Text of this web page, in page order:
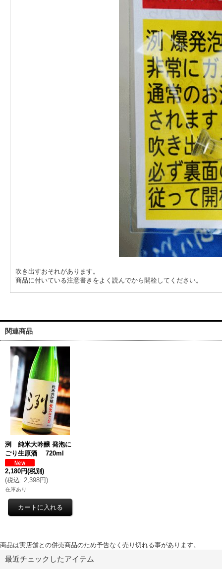
吹き出すおそれがあります。
商品に付いている注意書きをよく読んでから開栓してください。
関連商品
洌 純米大吟醸 発泡に
ごり生原酒 720ml
2,180円(税別)
(税込: 2,398円)
在庫あり
商品は実店舗との併売商品のため予告なく売り切れる事があります。
最近チェックしたアイテム